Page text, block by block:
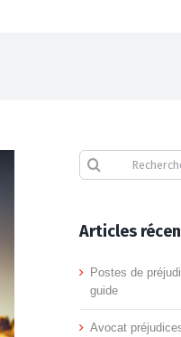
Rechercher
Articles
Postes de
guide
Avocat